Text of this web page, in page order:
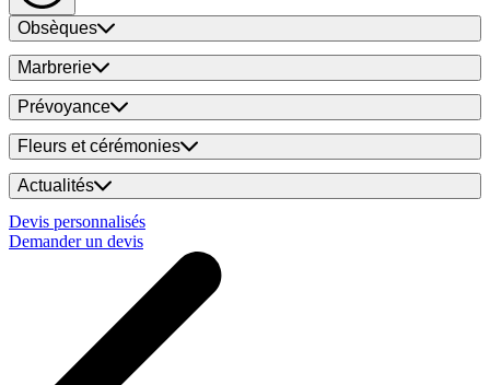
Obsèques
Marbrerie
Prévoyance
Fleurs et cérémonies
Actualités
Devis personnalisés
Demander un devis